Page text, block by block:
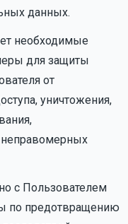
данных.
необходимые
для защиты
от
уничтожения,
неправомерных
с Пользователем
по предотвращению